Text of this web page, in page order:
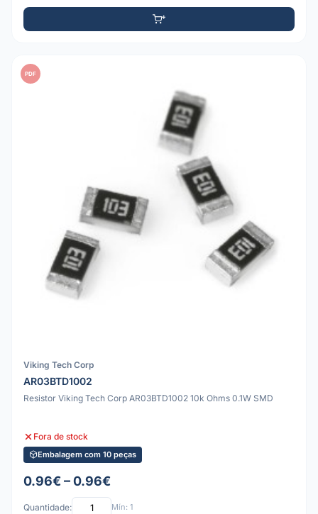
PDF
Viking Tech Corp
AR03BTD1002
Resistor Viking Tech Corp AR03BTD1002 10k Ohms 0.1W SMD
Fora de stock
Embalagem com 10 peças
0.96€ – 0.96€
Quantidade: Mín: 1